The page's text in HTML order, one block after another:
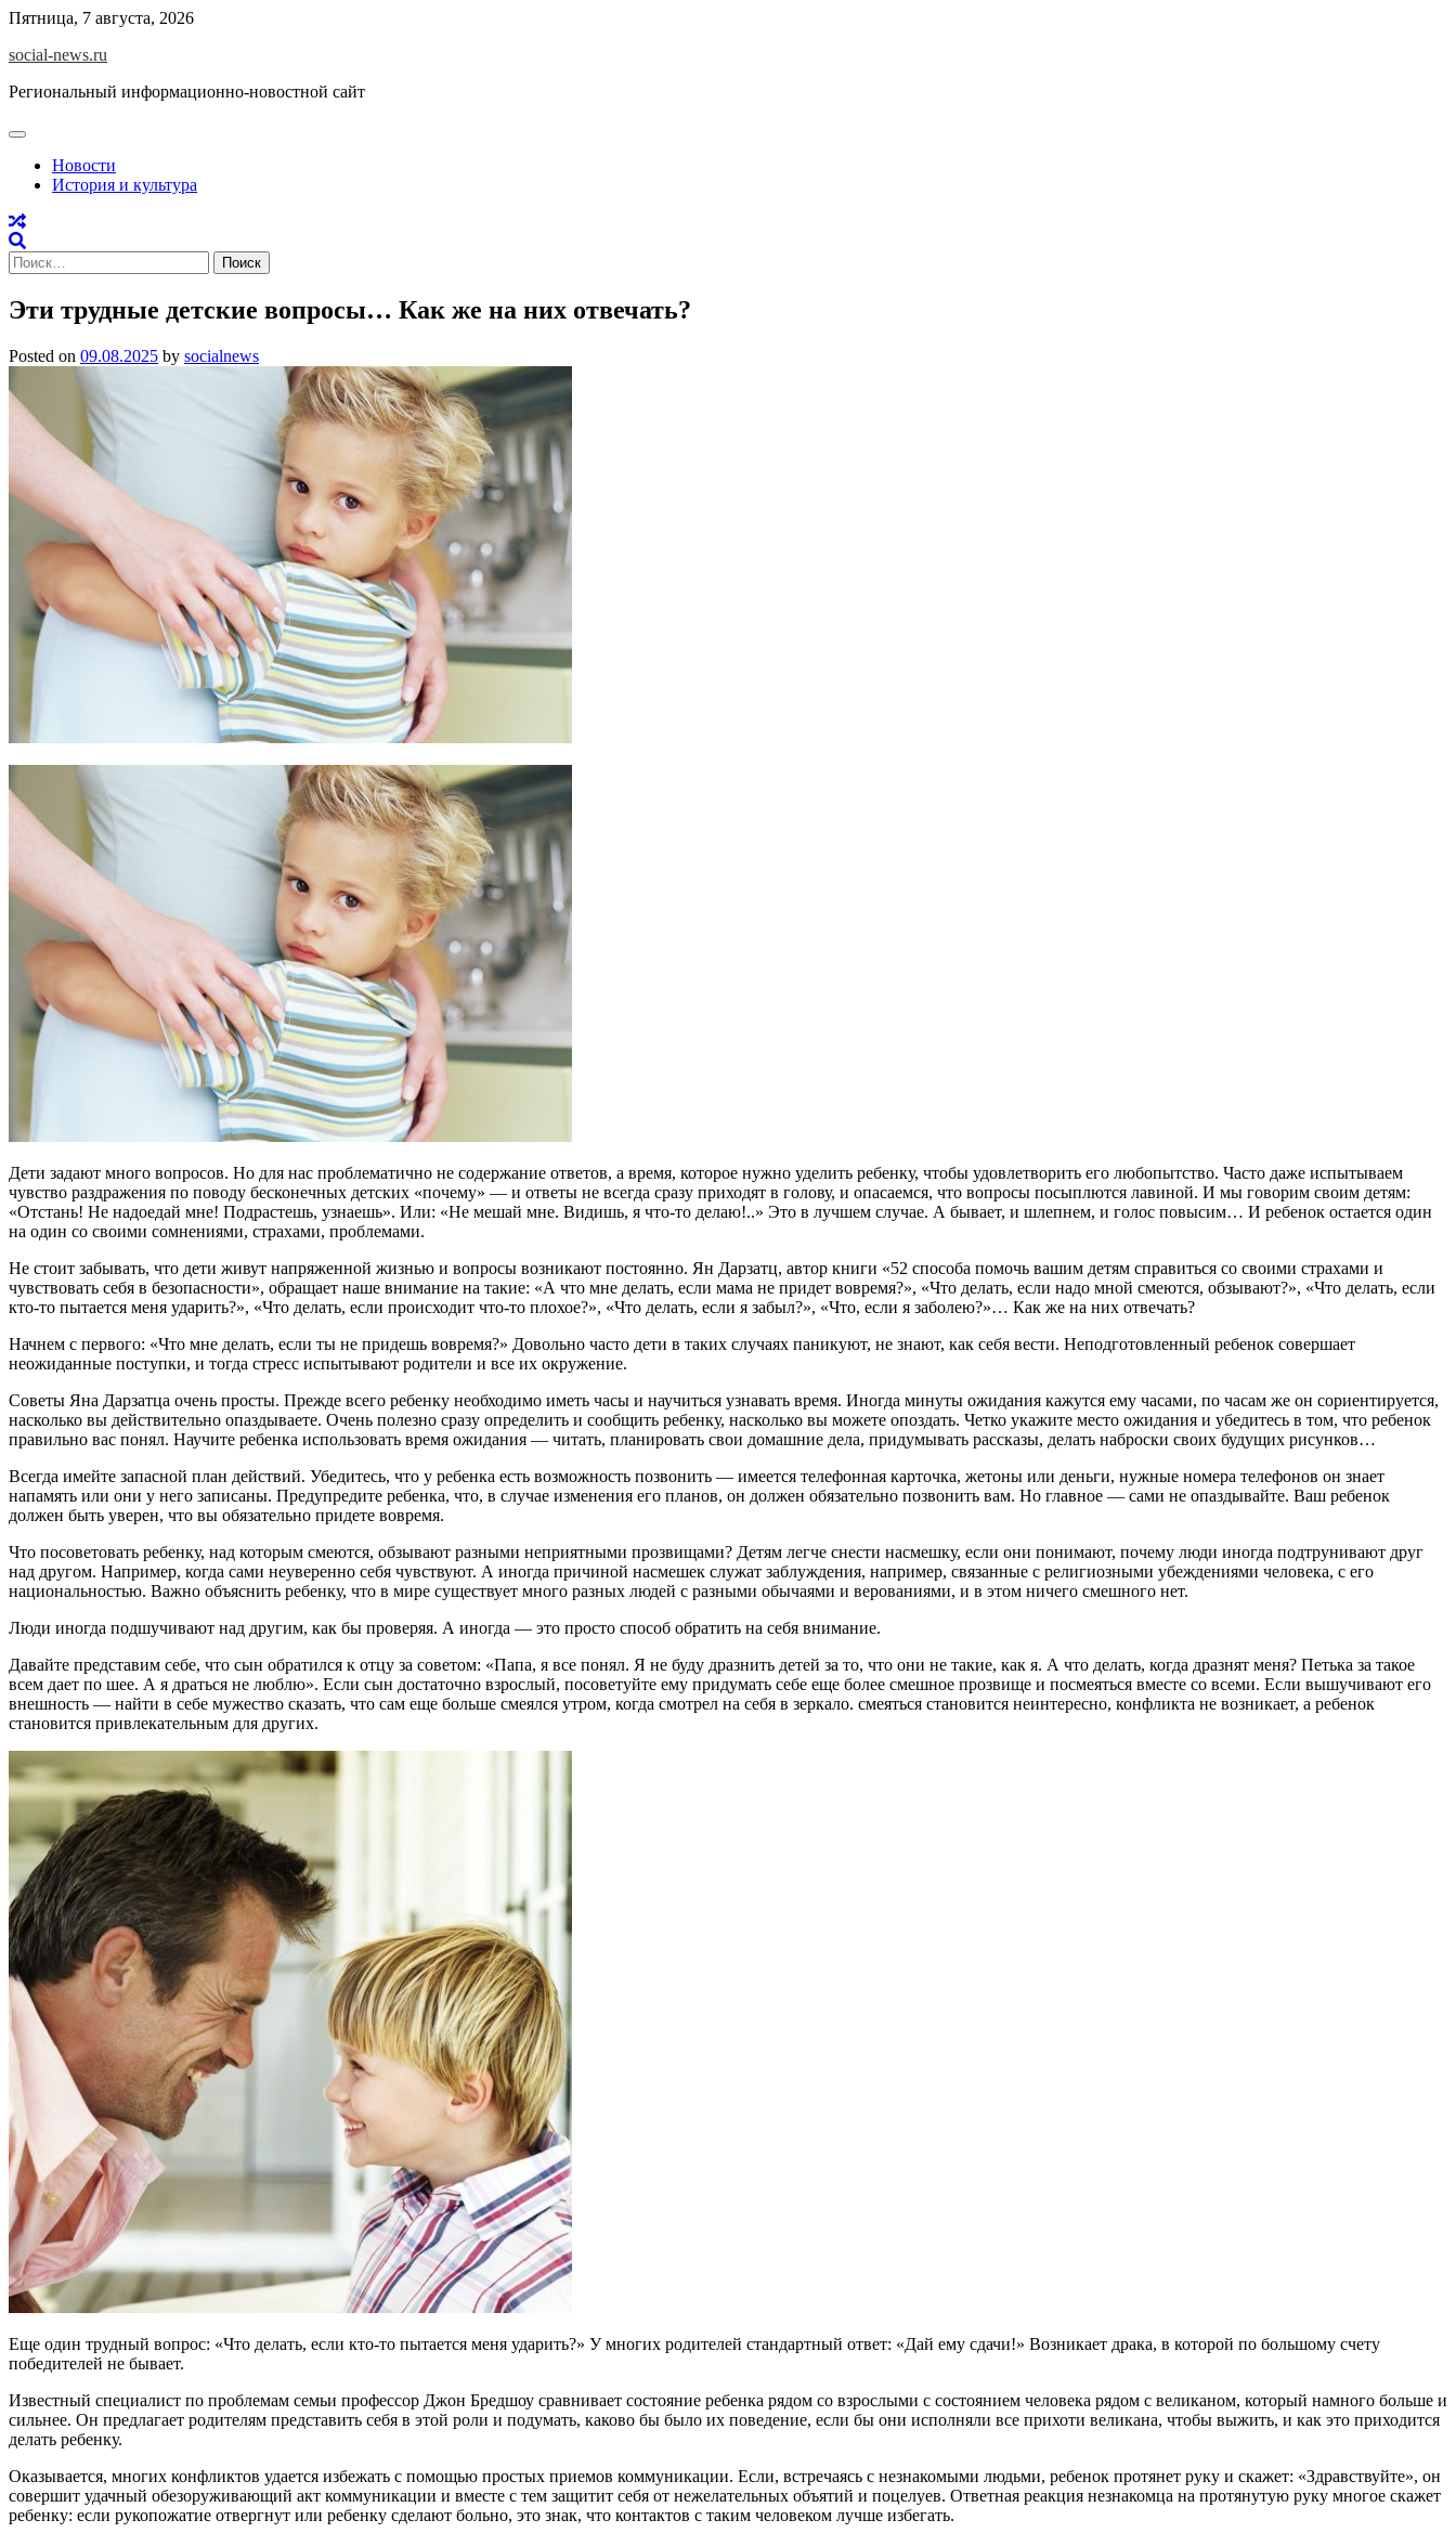
Skip
content
Пятница, 7 августа, 2026
social-news.ru
Региональный информационно-новостной сайт
Новости
История и культура
Найти:
Эти трудные детские вопросы… Как же на них отвечать?
Posted on 09.08.2025 by socialnews
Дети задают много вопросов. Но для нас проблематично не содержание ответов, а время, которое нужно уделить ребенку, чтобы удовлетворить его любопытство. Часто даже испытываем
чувство раздражения по поводу бесконечных детских «почему» — и ответы не всегда сразу приходят в голову, и опасаемся, что вопросы посыплются лавиной. И мы говорим своим детям:
«Отстань! Не надоедай мне! Подрастешь, узнаешь». Или: «Не мешай мне. Видишь, я что-то делаю!..» Это в лучшем случае. А бывает, и шлепнем, и голос повысим… И ребенок остается один
на один со своими сомнениями, страхами, проблемами.
Не стоит забывать, что дети живут напряженной жизнью и вопросы возникают постоянно. Ян Дарзатц, автор книги «52 способа помочь вашим детям справиться со своими страхами и
чувствовать себя в безопасности», обращает наше внимание на такие: «А что мне делать, если мама не придет вовремя?», «Что делать, если надо мной смеются, обзывают?», «Что делать, если
кто-то пытается меня ударить?», «Что делать, если происходит что-то плохое?», «Что делать, если я забыл?», «Что, если я заболею?»… Как же на них отвечать?
Начнем с первого: «Что мне делать, если ты не придешь вовремя?» Довольно часто дети в таких случаях паникуют, не знают, как себя вести. Неподготовленный ребенок совершает
неожиданные поступки, и тогда стресс испытывают родители и все их окружение.
Советы Яна Дарзатца очень просты. Прежде всего ребенку необходимо иметь часы и научиться узнавать время. Иногда минуты ожидания кажутся ему часами, по часам же он сориентируется,
насколько вы действительно опаздываете. Очень полезно сразу определить и сообщить ребенку, насколько вы можете опоздать. Четко укажите место ожидания и убедитесь в том, что ребенок
правильно вас понял. Научите ребенка использовать время ожидания — читать, планировать свои домашние дела, придумывать рассказы, делать наброски своих будущих рисунков…
Всегда имейте запасной план действий. Убедитесь, что у ребенка есть возможность позвонить — имеется телефонная карточка, жетоны или деньги, нужные номера телефонов он знает
напамять или они у него записаны. Предупредите ребенка, что, в случае изменения его планов, он должен обязательно позвонить вам. Но главное — сами не опаздывайте. Ваш ребенок
должен быть уверен, что вы обязательно придете вовремя.
Что посоветовать ребенку, над которым смеются, обзывают разными неприятными прозвищами? Детям легче снести насмешку, если они понимают, почему люди иногда подтрунивают друг
над другом. Например, когда сами неуверенно себя чувствуют. А иногда причиной насмешек служат заблуждения, например, связанные с религиозными убеждениями человека, с его
национальностью. Важно объяснить ребенку, что в мире существует много разных людей с разными обычаями и верованиями, и в этом ничего смешного нет.
Люди иногда подшучивают над другим, как бы проверяя. А иногда — это просто способ обратить на себя внимание.
Давайте представим себе, что сын обратился к отцу за советом: «Папа, я все понял. Я не буду дразнить детей за то, что они не такие, как я. А что делать, когда дразнят меня? Петька за такое
всем дает по шее. А я драться не люблю». Если сын достаточно взрослый, посоветуйте ему придумать себе еще более смешное прозвище и посмеяться вместе со всеми. Если вышучивают его
внешность — найти в себе мужество сказать, что сам еще больше смеялся утром, когда смотрел на себя в зеркало. смеяться становится неинтересно, конфликта не возникает, а ребенок
становится привлекательным для других.
Еще один трудный вопрос: «Что делать, если кто-то пытается меня ударить?» У многих родителей стандартный ответ: «Дай ему сдачи!» Возникает драка, в которой по большому счету
победителей не бывает.
Известный специалист по проблемам семьи профессор Джон Бредшоу сравнивает состояние ребенка рядом со взрослыми с состоянием человека рядом с великаном, который намного больше и
сильнее. Он предлагает родителям представить себя в этой роли и подумать, каково бы было их поведение, если бы они исполняли все прихоти великана, чтобы выжить, и как это приходится
делать ребенку.
Оказывается, многих конфликтов удается избежать с помощью простых приемов коммуникации. Если, встречаясь с незнакомыми людьми, ребенок протянет руку и скажет: «Здравствуйте», он
совершит удачный обезоруживающий акт коммуникации и вместе с тем защитит себя от нежелательных объятий и поцелуев. Ответная реакция незнакомца на протянутую руку многое скажет
ребенку: если рукопожатие отвергнут или ребенку сделают больно, это знак, что контактов с таким человеком лучше избегать.